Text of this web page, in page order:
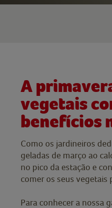
A
vegetais
benefícios
Como os jardineiros
geladas de março ao
no pico da estação e
comer os seus
Para conhecer a nossa